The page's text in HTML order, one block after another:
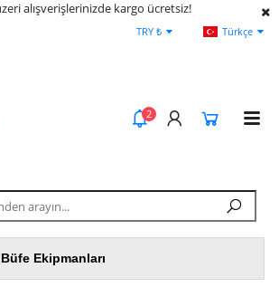
alışverişlerinizde kargo ücretsiz!
Ödeme Bildirimi
TRY ₺ Türkçe
2
Ekipmanları